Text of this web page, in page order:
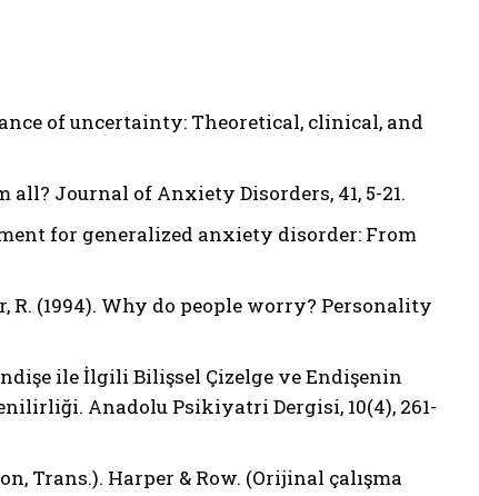
of uncertainty: Theoretical, clinical, and
all? Journal of Anxiety Disorders, 41, 5-21.
for generalized anxiety disorder: From
R. (1994). Why do people worry? Personality
ile İlgili Bilişsel Çizelge ve Endişenin
Anadolu Psikiyatri Dergisi, 10(4), 261-
Trans.). Harper & Row. (Orijinal çalışma